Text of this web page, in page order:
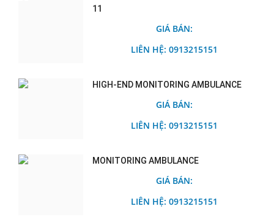
11
GIÁ BÁN:
LIÊN HỆ: 0913215151
HIGH-END MONITORING AMBULANCE
GIÁ BÁN:
LIÊN HỆ: 0913215151
MONITORING AMBULANCE
GIÁ BÁN:
LIÊN HỆ: 0913215151